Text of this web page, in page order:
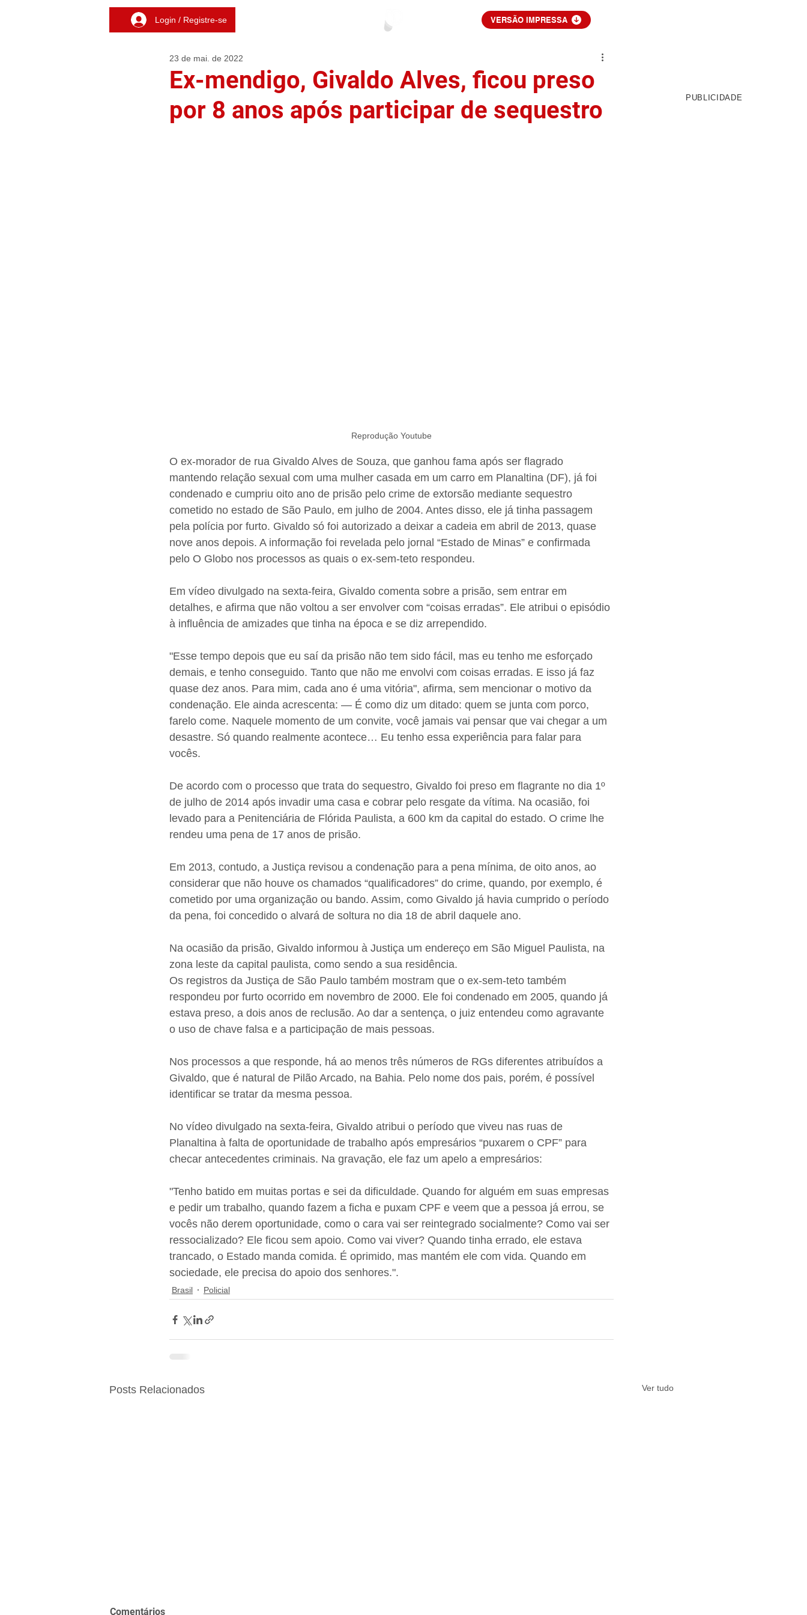
Login / Registre-se VERSÃO IMPRESSA
Ex-mendigo, Givaldo Alves, ficou preso
por 8 anos após participar de sequestro
23 de mai. de 2022
Reprodução Youtube
O ex-morador de rua Givaldo Alves de Souza, que ganhou fama após ser flagrado
mantendo relação sexual com uma mulher casada em um carro em Planaltina (DF), já foi
condenado e cumpriu oito ano de prisão pelo crime de extorsão mediante sequestro
cometido no estado de São Paulo, em julho de 2004. Antes disso, ele já tinha passagem
pela polícia por furto. Givaldo só foi autorizado a deixar a cadeia em abril de 2013, quase
nove anos depois. A informação foi revelada pelo jornal “Estado de Minas” e confirmada
pelo O Globo nos processos as quais o ex-sem-teto respondeu.
Em vídeo divulgado na sexta-feira, Givaldo comenta sobre a prisão, sem entrar em
detalhes, e afirma que não voltou a ser envolver com “coisas erradas”. Ele atribui o episódio
à influência de amizades que tinha na época e se diz arrependido.
"Esse tempo depois que eu saí da prisão não tem sido fácil, mas eu tenho me esforçado
demais, e tenho conseguido. Tanto que não me envolvi com coisas erradas. E isso já faz
quase dez anos. Para mim, cada ano é uma vitória", afirma, sem mencionar o motivo da
condenação. Ele ainda acrescenta: — É como diz um ditado: quem se junta com porco,
farelo come. Naquele momento de um convite, você jamais vai pensar que vai chegar a um
desastre. Só quando realmente acontece… Eu tenho essa experiência para falar para
vocês.
De acordo com o processo que trata do sequestro, Givaldo foi preso em flagrante no dia 1º
de julho de 2014 após invadir uma casa e cobrar pelo resgate da vítima. Na ocasião, foi
levado para a Penitenciária de Flórida Paulista, a 600 km da capital do estado. O crime lhe
rendeu uma pena de 17 anos de prisão.
Em 2013, contudo, a Justiça revisou a condenação para a pena mínima, de oito anos, ao
considerar que não houve os chamados “qualificadores” do crime, quando, por exemplo, é
cometido por uma organização ou bando. Assim, como Givaldo já havia cumprido o período
da pena, foi concedido o alvará de soltura no dia 18 de abril daquele ano.
Na ocasião da prisão, Givaldo informou à Justiça um endereço em São Miguel Paulista, na
zona leste da capital paulista, como sendo a sua residência.
Os registros da Justiça de São Paulo também mostram que o ex-sem-teto também
respondeu por furto ocorrido em novembro de 2000. Ele foi condenado em 2005, quando já
estava preso, a dois anos de reclusão. Ao dar a sentença, o juiz entendeu como agravante
o uso de chave falsa e a participação de mais pessoas.
Nos processos a que responde, há ao menos três números de RGs diferentes atribuídos a
Givaldo, que é natural de Pilão Arcado, na Bahia. Pelo nome dos pais, porém, é possível
identificar se tratar da mesma pessoa.
No vídeo divulgado na sexta-feira, Givaldo atribui o período que viveu nas ruas de
Planaltina à falta de oportunidade de trabalho após empresários “puxarem o CPF” para
checar antecedentes criminais. Na gravação, ele faz um apelo a empresários:
"Tenho batido em muitas portas e sei da dificuldade. Quando for alguém em suas empresas
e pedir um trabalho, quando fazem a ficha e puxam CPF e veem que a pessoa já errou, se
vocês não derem oportunidade, como o cara vai ser reintegrado socialmente? Como vai ser
ressocializado? Ele ficou sem apoio. Como vai viver? Quando tinha errado, ele estava
trancado, o Estado manda comida. É oprimido, mas mantém ele com vida. Quando em
sociedade, ele precisa do apoio dos senhores.".
Brasil Policial
Posts Relacionados Ver tudo
Comentários
PUBLICIDADE